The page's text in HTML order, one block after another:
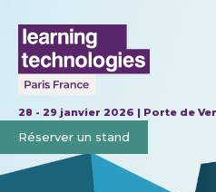
28 - 29 janvier 2026 | Porte de
Réserver un stand